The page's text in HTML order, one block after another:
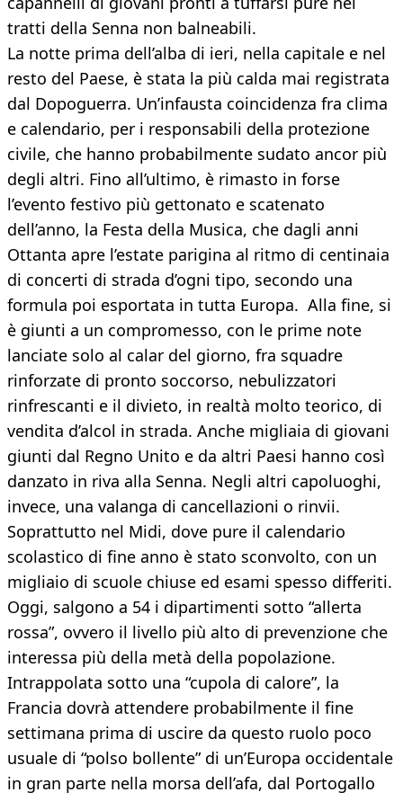
tratti della Senna non balneabili.
La notte prima dell’alba di ieri, nella capitale e nel
resto del Paese, è stata la più calda mai registrata
dal Dopoguerra. Un’infausta coincidenza fra clima
e calendario, per i responsabili della protezione
civile, che hanno probabilmente sudato ancor più
degli altri. Fino all’ultimo, è rimasto in forse
l’evento festivo più gettonato e scatenato
dell’anno, la Festa della Musica, che dagli anni
Ottanta apre l’estate parigina al ritmo di centinaia
di concerti di strada d’ogni tipo, secondo una
formula poi esportata in tutta Europa. Alla fine, si
è giunti a un compromesso, con le prime note
lanciate solo al calar del giorno, fra squadre
rinforzate di pronto soccorso, nebulizzatori
rinfrescanti e il divieto, in realtà molto teorico, di
vendita d’alcol in strada. Anche migliaia di giovani
giunti dal Regno Unito e da altri Paesi hanno così
danzato in riva alla Senna. Negli altri capoluoghi,
invece, una valanga di cancellazioni o rinvii.
Soprattutto nel Midi, dove pure il calendario
scolastico di fine anno è stato sconvolto, con un
migliaio di scuole chiuse ed esami spesso differiti.
Oggi, salgono a 54 i dipartimenti sotto “allerta
rossa”, ovvero il livello più alto di prevenzione che
interessa più della metà della popolazione.
Intrappolata sotto una “cupola di calore”, la
Francia dovrà attendere probabilmente il fine
settimana prima di uscire da questo ruolo poco
usuale di “polso bollente” di un’Europa occidentale
in gran parte nella morsa dell’afa, dal Portogallo